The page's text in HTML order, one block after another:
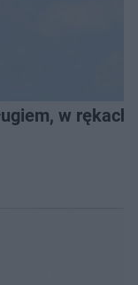
w